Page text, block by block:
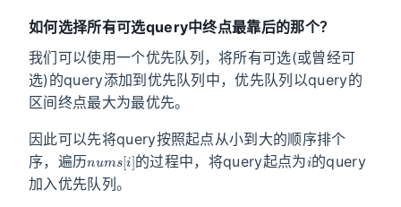
如何选择所有可选query中终点最靠后的那个？
我们可以使用一个优先队列，将所有可选(或曾经可
选)的query添加到优先队列中，优先队列以query的
区间终点最大为最优先。
因此可以先将query按照起点从小到大的顺序排个
序，遍历
nums[i]
的过程中，将query起点为
i
的query
加入优先队列。